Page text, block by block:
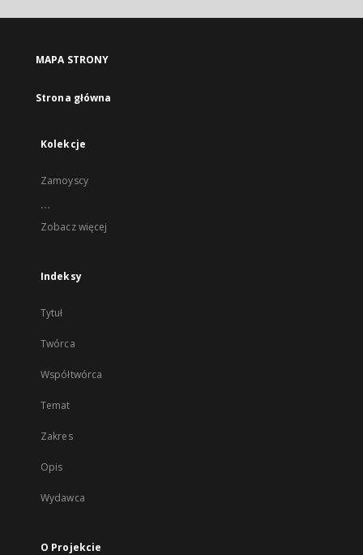
MAPA STRONY
Strona główna
Kolekcje
Zamoyscy
...
Zobacz więcej
Indeksy
Tytuł
Twórca
Współtwórca
Temat
Zakres
Opis
Wydawca
O Projekcie